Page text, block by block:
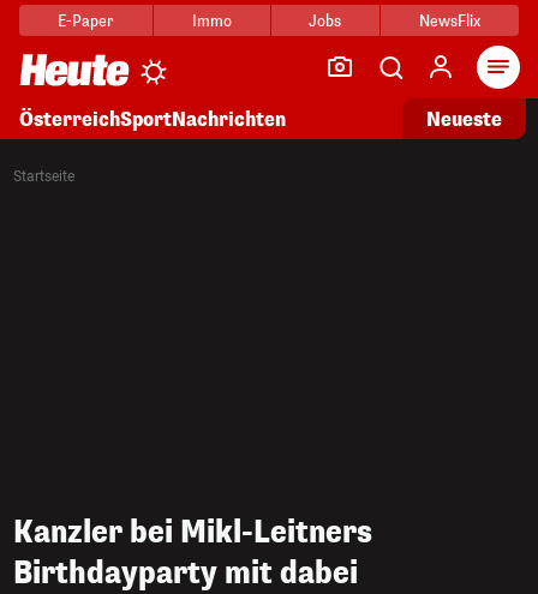
E-Paper Immo Jobs NewsFlix
ÖsterreichSportNachrichten Neueste
Startseite
Kanzler bei Mikl-Leitners
Birthdayparty mit dabei